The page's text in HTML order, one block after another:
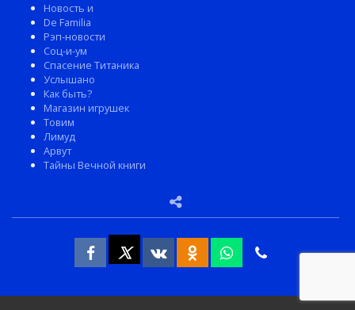
Новость и
De Familia
Рэп-новости
Соц-и-ум
Спасение Титаника
Услышано
Как быть?
Магазин игрушек
Товим
Лимуд
Арвут
Тайны Вечной книги